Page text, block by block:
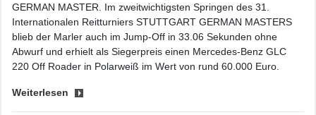
GERMAN MASTER. Im zweitwichtigsten Springen des 31.
Internationalen Reitturniers STUTTGART GERMAN MASTERS
blieb der Marler auch im Jump-Off in 33.06 Sekunden ohne
Abwurf und erhielt als Siegerpreis einen Mercedes-Benz GLC
220 Off Roader in Polarweiß im Wert von rund 60.000 Euro.
Weiterlesen